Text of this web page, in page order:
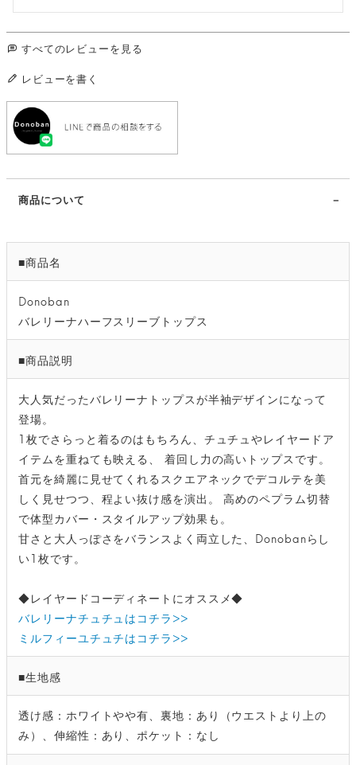
すべてのレビューを見る
レビューを書く
商品について
■商品名
Donoban
バレリーナハーフスリーブトップス
■商品説明
大人気だったバレリーナトップスが半袖デザインになって
登場。
1枚でさらっと着るのはもちろん、チュチュやレイヤードア
イテムを重ねても映える、 着回し力の高いトップスです。
首元を綺麗に見せてくれるスクエアネックでデコルテを美
しく見せつつ、程よい抜け感を演出。 高めのペプラム切替
で体型カバー・スタイルアップ効果も。
甘さと大人っぽさをバランスよく両立した、Donobanらし
い1枚です。
◆レイヤードコーディネートにオススメ◆
バレリーナチュチュはコチラ>>
ミルフィーユチュチはコチラ>>
■生地感
透け感：ホワイトやや有、裏地：あり（ウエストより上の
み）、伸縮性：あり、ポケット：なし